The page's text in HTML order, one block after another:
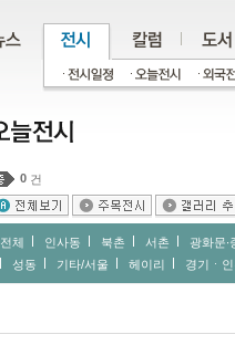
0 건
전체 인사동 북촌 서촌
광화문∙
성동
기타/서울 헤이리 경기ㆍ